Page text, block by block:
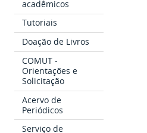
acadêmicos
Tutoriais
Doação de Livros
COMUT -
Orientações e
Solicitação
Acervo de
Periódicos
Serviço de